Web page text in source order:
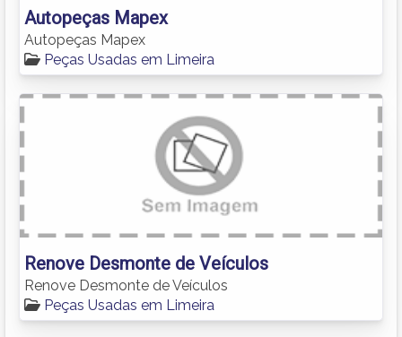
Autopeças Mapex
Autopeças Mapex
Peças Usadas em Limeira
Renove Desmonte de Veículos
Renove Desmonte de Veículos
Peças Usadas em Limeira